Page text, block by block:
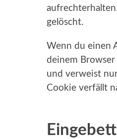
gelöscht.
Wenn du einen
deinem
und verweist
Cookie verfällt